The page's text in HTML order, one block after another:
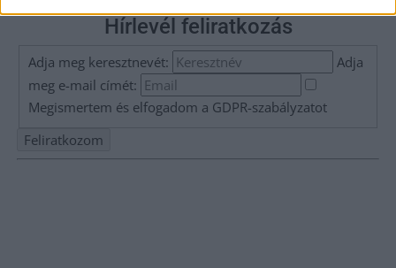
Hírlevél feliratkozás
Adja meg keresztnevét:
Adja
meg e-mail címét:
Megismertem és elfogadom a GDPR-szabályzatot